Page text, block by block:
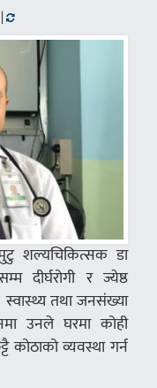
शल्यचिकित्सक डा
दीर्घरोगी र ज्येष्ठ
स्वास्थ्य तथा जनसंख्या
उनले घरमा कोही
कोठाको व्यवस्था गर्न